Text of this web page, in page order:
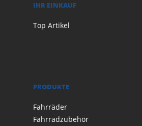
IHR EINKAUF
Top Artikel
PRODUKTE
Fahrräder
Fahrradzubehör